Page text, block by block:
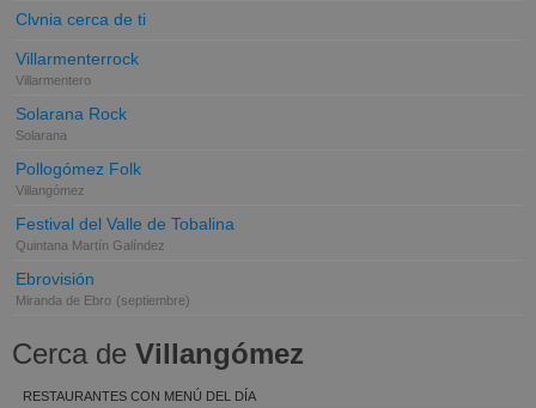
Clvnia cerca de ti
Villarmenterrock
Villarmentero
Solarana Rock
Solarana
Pollogómez Folk
Villangómez
Festival del Valle de Tobalina
Quintana Martín Galíndez
Ebrovisión
Miranda de Ebro (septiembre)
Cerca de Villangómez
RESTAURANTES CON MENÚ DEL DÍA